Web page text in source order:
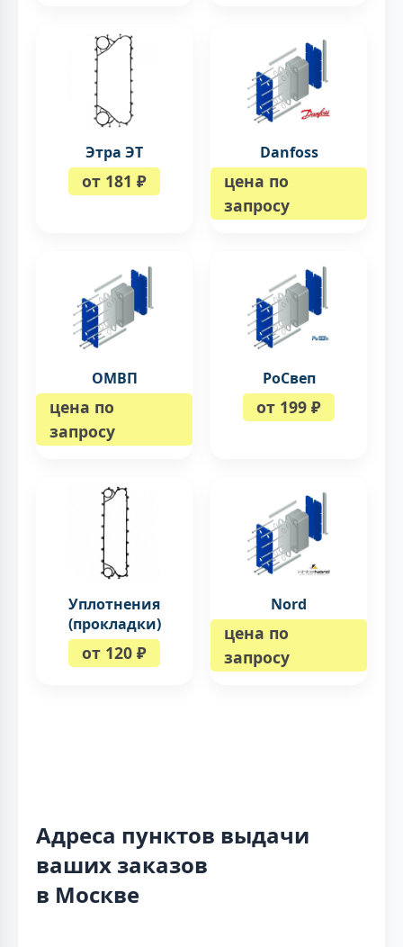
Этра ЭТ
от 181 ₽
Danfoss
цена по
запросу
ОМВП
цена по
запросу
РоСвеп
от 199 ₽
Уплотнения
(прокладки)
от 120 ₽
Nord
цена по
запросу
Адреса пунктов выдачи
ваших заказов
в Москве